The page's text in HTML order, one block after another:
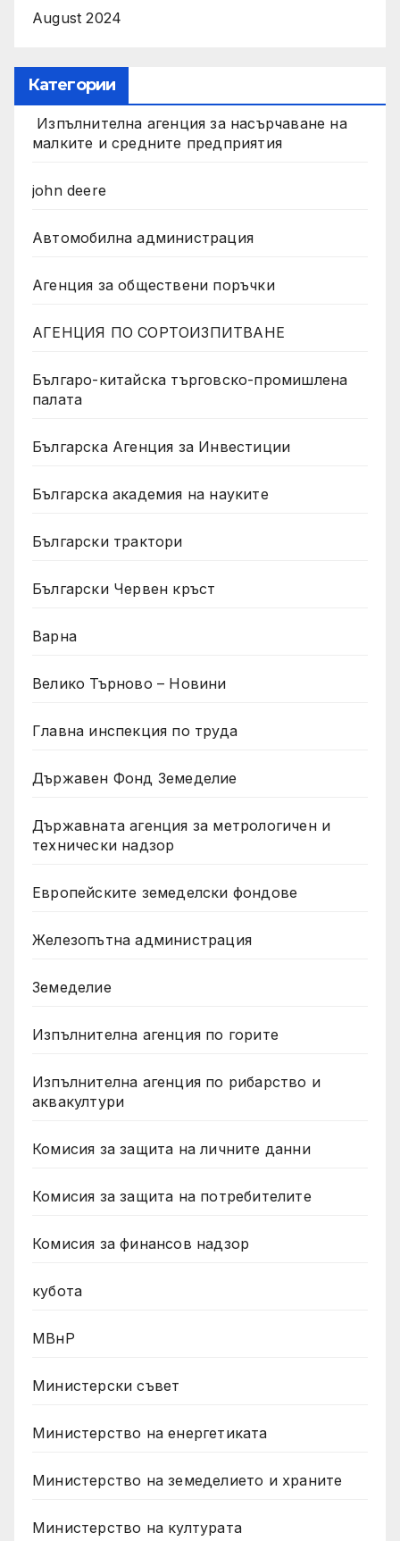
August 2024
Категории
Изпълнителна агенция за насърчаване на
малките и средните предприятия
john deere
Автомобилна администрация
Агенция за обществени поръчки
АГЕНЦИЯ ПО СОРТОИЗПИТВАНЕ
Българо-китайска търговско-промишлена
палата
Българска Агенция за Инвестиции
Българска академия на науките
Български трактори
Български Червен кръст
Варна
Велико Търново – Новини
Главна инспекция по труда
Държавен Фонд Земеделие
Държавната агенция за метрологичен и
технически надзор
Европейските земеделски фондове
Железопътна администрация
Земеделие
Изпълнителна агенция по горите
Изпълнителна агенция по рибарство и
аквакултури
Комисия за защита на личните данни
Комисия за защита на потребителите
Комисия за финансов надзор
кубота
МВнР
Министерски съвет
Министерство на енергетиката
Министерство на земеделието и храните
Министерство на културата